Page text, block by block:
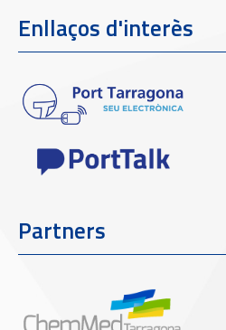
Enllaços d'interès
Partners